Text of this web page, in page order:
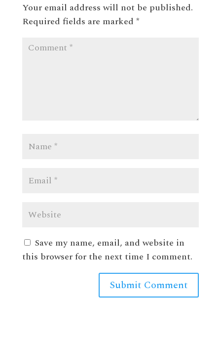
Your email address will not be published.
Required fields are marked *
Save my name, email, and website in
this browser for the next time I comment.